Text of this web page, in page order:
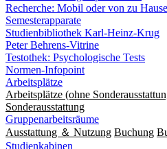
Recherche: Mobil oder von zu
Semesterapparate
Studienbibliothek Karl-Heinz-Krug
Peter Behrens-Vitrine
Testothek: Psychologische Tests
Normen-Infopoint
Arbeitsplätze
Arbeitsplätze (ohne
Sonderausstattung
Gruppenarbeitsräume
Ausstattung ＆ Nutzung Buchung
Studienkabinen